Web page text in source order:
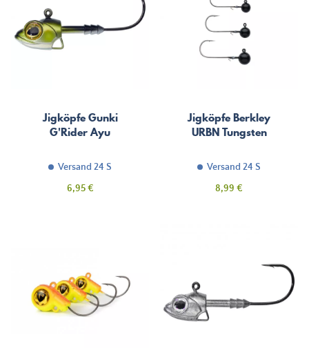
Jigköpfe Gunki
G'Rider Ayu
Versand 24 S
Preis
6,95 €
Jigköpfe Berkley
URBN Tungsten
Versand 24 S
Preis
8,99 €